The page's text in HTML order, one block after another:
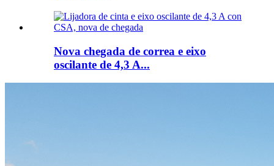
Nova chegada de correa e eixo
oscilante de 4,3 A...